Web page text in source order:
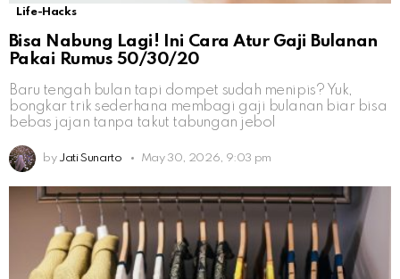
Life-Hacks
Bisa Nabung Lagi! Ini Cara Atur Gaji Bulanan
Pakai Rumus 50/30/20
Baru tengah bulan tapi dompet sudah menipis? Yuk,
bongkar trik sederhana membagi gaji bulanan biar bisa
bebas jajan tanpa takut tabungan jebol
by Jati Sunarto May 30, 2026, 9:03 pm